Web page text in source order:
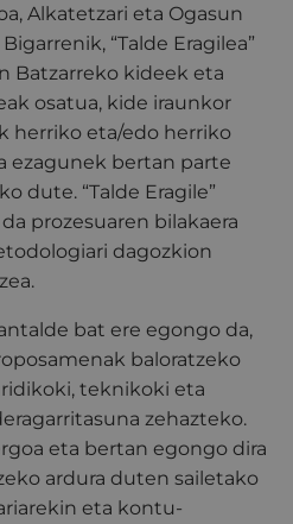
Alkatetzari eta Ogasun
“Talde Eragilea”
Batzarreko kideek eta
osatua, kide iraunkor
herriko eta/edo herriko
ezagunek bertan parte
dute. “Talde Eragile”
prozesuaren bilakaera
dagozkion
bat ere egongo da,
baloratzeko
teknikoki eta
zehazteko.
eta bertan egongo dira
ardura duten sailetako
eta kontu-